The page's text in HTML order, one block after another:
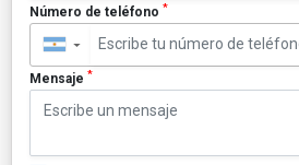
Número de teléfono *
▼
Mensaje *